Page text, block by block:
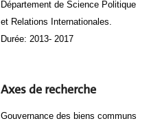
Département de Science Politique
et Relations Internationales.
Durée: 2013- 2017
Axes de recherche
Gouvernance des biens communs